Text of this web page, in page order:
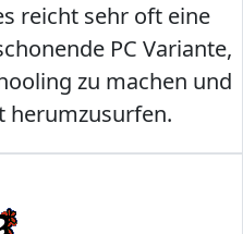
reicht sehr oft eine
PC Variante,
zu machen und
herumzusurfen.